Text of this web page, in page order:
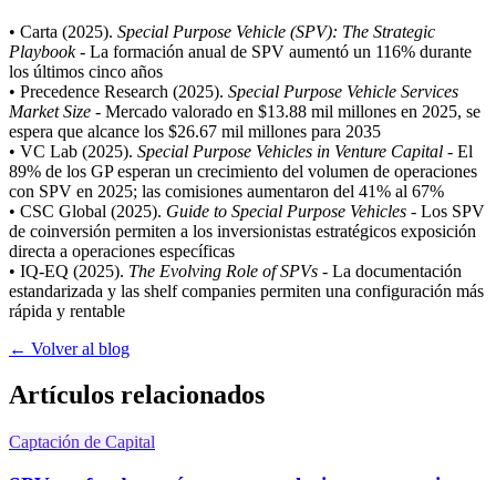
• Carta (2025). Special Purpose Vehicle (SPV): The Strategic
Playbook- La formación anual de SPV aumentó un 116% durante
los últimos cinco años
• Precedence Research (2025). Special Purpose Vehicle Services
Market Size - Mercado valorado en $13.88 mil millones en 2025, se
espera que alcance los $26.67 mil millones para 2035
• VC Lab (2025). Special Purpose Vehicles in Venture Capital - El
89% de los GP esperan un crecimiento del volumen de operaciones
con SPV en 2025; las comisiones aumentaron del 41% al 67%
• CSC Global (2025). Guide to Special Purpose Vehicles - Los SPV
de coinversión permiten a los inversionistas estratégicos exposición
directa a operaciones específicas
• IQ-EQ (2025). The Evolving Role of SPVs - La documentación
estandarizada y las shelf companies permiten una configuración más
rápida y rentable
← Volver al blog
Artículos relacionados
Captación de Capital